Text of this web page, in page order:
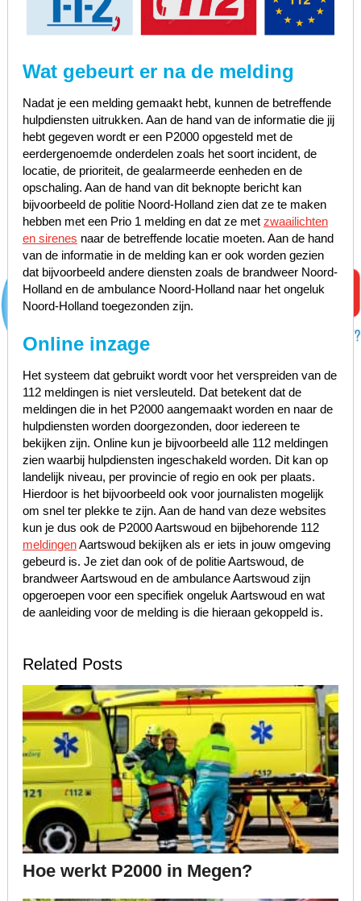
Wat gebeurt er na de melding
Nadat je een melding gemaakt hebt, kunnen de betreffende
hulpdiensten uitrukken. Aan de hand van de informatie die jij
hebt gegeven wordt er een P2000 opgesteld met de
eerdergenoemde onderdelen zoals het soort incident, de
locatie, de prioriteit, de gealarmeerde eenheden en de
opschaling. Aan de hand van dit beknopte bericht kan
bijvoorbeeld de politie Noord-Holland zien dat ze te maken
hebben met een Prio 1 melding en dat ze met zwaailichten
en sirenes naar de betreffende locatie moeten. Aan de hand
van de informatie in de melding kan er ook worden gezien
dat bijvoorbeeld andere diensten zoals de brandweer Noord-
Holland en de ambulance Noord-Holland naar het ongeluk
Noord-Holland toegezonden zijn.
Online inzage
Het systeem dat gebruikt wordt voor het verspreiden van de
112 meldingen is niet versleuteld. Dat betekent dat de
meldingen die in het P2000 aangemaakt worden en naar de
hulpdiensten worden doorgezonden, door iedereen te
bekijken zijn. Online kun je bijvoorbeeld alle 112 meldingen
zien waarbij hulpdiensten ingeschakeld worden. Dit kan op
landelijk niveau, per provincie of regio en ook per plaats.
Hierdoor is het bijvoorbeeld ook voor journalisten mogelijk
om snel ter plekke te zijn. Aan de hand van deze websites
kun je dus ook de P2000 Aartswoud en bijbehorende 112
meldingenAartswoud bekijken als er iets in jouw omgeving
gebeurd is. Je ziet dan ook of de politie Aartswoud, de
brandweer Aartswoud en de ambulance Aartswoud zijn
opgeroepen voor een specifiek ongeluk Aartswoud en wat
de aanleiding voor de melding is die hieraan gekoppeld is.
Related Posts
Hoe werkt P2000 in Megen?